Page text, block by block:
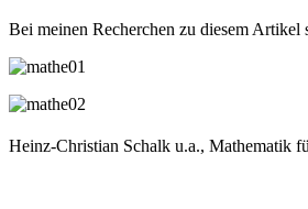
Bei meinen Recherchen zu diesem
Heinz-Christian Schalk u.a., Mathematik